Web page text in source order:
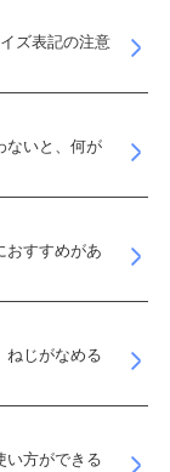
ズ表記の注意
ないと、何が
おすすめがあ
ねじがなめる
い方ができる